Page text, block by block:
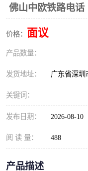
佛山中欧铁路电话
价格： 面议
产品数量：
发货地址： 广东省深圳
关键词：
发布日期： 2026-08-10
阅 读 量： 488
产品描述